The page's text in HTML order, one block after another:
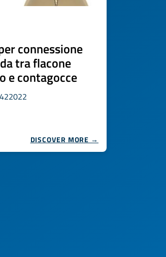
connessione
tra flacone
e contagocce
DISCOVER MORE →